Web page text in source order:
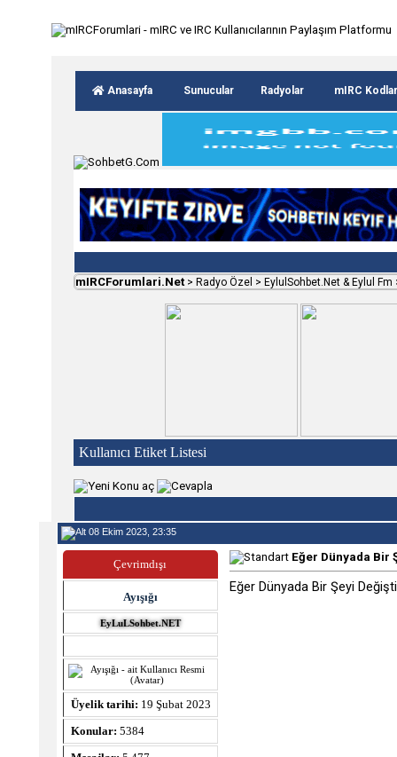
Anasayfa Sunucular Radyolar mIRC Kodlar
mIRCForumlari.Net > Radyo Özel > EylulSohbet.Net & Eylul Fm
Kullanıcı Etiket Listesi
08 Ekim 2023, 23:35
Çevrimdışı
Ayışığı
EyLuLSohbet.NET
Üyelik tarihi: 19 Şubat 2023
Konular: 5384
Eğer Dünyada Bir
Eğer Dünyada Bir Şeyi